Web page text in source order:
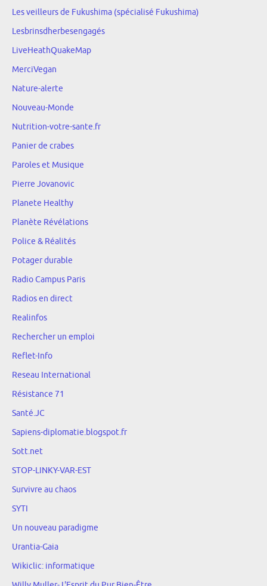
Les veilleurs de Fukushima (spécialisé Fukushima)
Lesbrinsdherbesengagés
LiveHeathQuakeMap
MerciVegan
Nature-alerte
Nouveau-Monde
Nutrition-votre-sante.fr
Panier de crabes
Paroles et Musique
Pierre Jovanovic
Planete Healthy
Planète Révélations
Police & Réalités
Potager durable
Radio Campus Paris
Radios en direct
Realinfos
Rechercher un emploi
Reflet-Info
Reseau International
Résistance 71
Santé.JC
Sapiens-diplomatie.blogspot.fr
Sott.net
STOP-LINKY-VAR-EST
Survivre au chaos
SYTI
Un nouveau paradigme
Urantia-Gaia
Wikiclic: informatique